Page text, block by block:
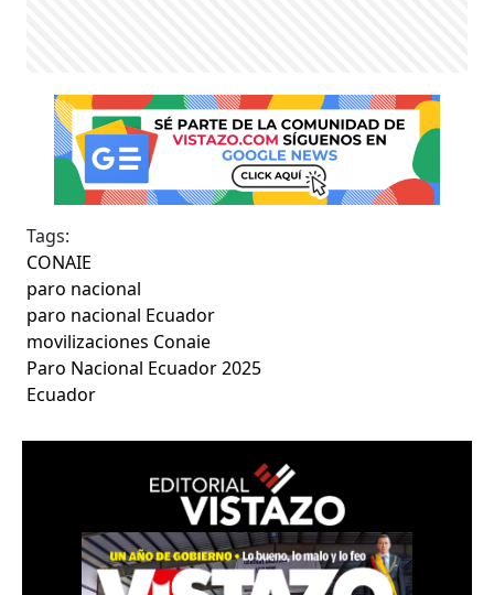
Tags:
CONAIE
paro nacional
paro nacional Ecuador
movilizaciones Conaie
Paro Nacional Ecuador 2025
Ecuador